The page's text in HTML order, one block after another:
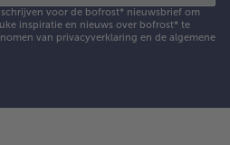
voor de bofrost* nieuwsbrief om
inspiratie en nieuws over bofrost* te
van privacyverklaring en de algemene